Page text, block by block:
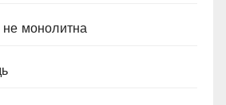
монолитна